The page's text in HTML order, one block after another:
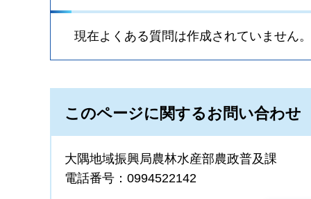
現在よくある質問は作成されていません。
このページに関するお問い合わせ
大隅地域振興局農林水産部農政普及課
電話番号：0994522142